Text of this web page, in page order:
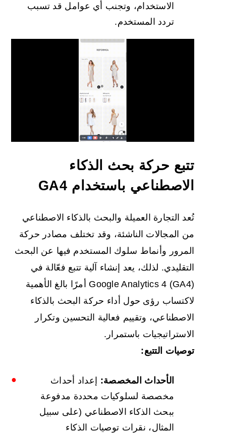
الاستخدام، وتجنب أي عوامل قد تسبب
تردد المستخدم.
تتبع حركة بحث الذكاء
الاصطناعي باستخدام GA4
تُعد التجارة العميلة والبحث بالذكاء الاصطناعي
من المجالات الناشئة، وقد تختلف مصادر حركة
المرور وأنماط سلوك المستخدم فيها عن البحث
التقليدي. لذلك، يعد إنشاء آلية تتبع فعّالة في
Google Analytics 4 (GA4) أمرًا بالغ الأهمية
لاكتساب رؤى حول أداء حركة البحث بالذكاء
الاصطناعي، وتقييم فعالية التحسين وتكرار
الاستراتيجيات باستمرار.
توصيات التتبع:
الأحداث المخصصة: إعداد أحداث
مخصصة لسلوكيات محددة مدفوعة
ببحث الذكاء الاصطناعي (على سبيل
المثال، نقرات توصيات الذكاء